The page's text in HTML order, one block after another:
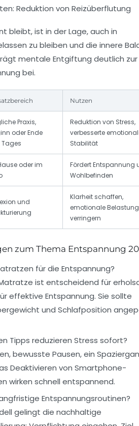
Reduktion von Reizüberflutung
bleibt, ist in der Lage, auch in
zu bleiben und die innere
mentale Entgiftung deutlich zur
bei.
Nutzen
Praxis,
oder Ende
Tages
Reduktion von Stress,
verbesserte
Stabilität
oder im
Fördert Entspannung
Wohlbefinden
und
Klarheit schaffen,
emotionale Belastung
verringern
zum Thema Entspannung
für die Entspannung?
ist entscheidend für
effektive Entspannung. Sie sollte
und Schlafposition
Tipps reduzieren Stress sofort?
bewusste Pausen, ein
Deaktivieren von Smartphone-
wirken schnell entspannend.
Entspannungsroutinen?
gelingt die nachhaltige